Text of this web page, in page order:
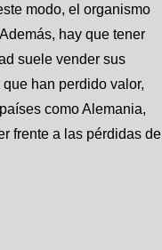
modo, el organismo
hay que tener
suele vender sus
han perdido valor,
como Alemania,
frente a las pérdidas de